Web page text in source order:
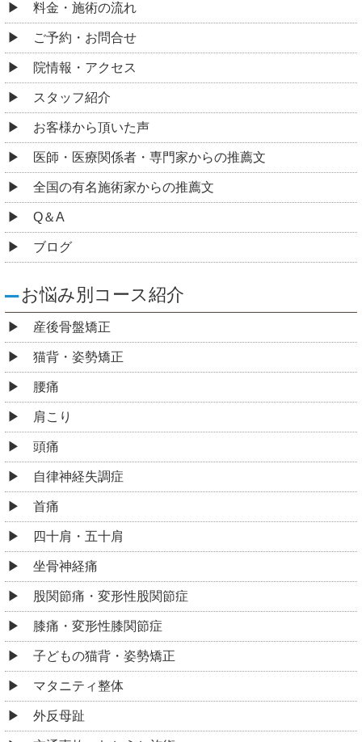
料金・施術の流れ
ご予約・お問合せ
院情報・アクセス
スタッフ紹介
お客様から頂いた声
医師・医療関係者・専門家からの推薦文
全国の有名施術家からの推薦文
Q＆A
ブログ
お悩み別コース紹介
産後骨盤矯正
猫背・姿勢矯正
腰痛
肩こり
頭痛
自律神経失調症
首痛
四十肩・五十肩
坐骨神経痛
股関節痛・変形性股関節症
膝痛・変形性膝関節症
子どもの猫背・姿勢矯正
マタニティ整体
外反母趾